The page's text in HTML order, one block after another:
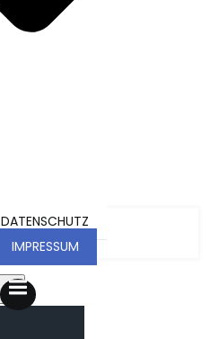
DATENSCHUTZ
IMPRESSUM